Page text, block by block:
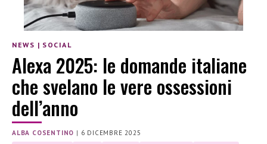
NEWS | SOCIAL
Alexa 2025: le domande italiane
che svelano le vere ossessioni
dell’anno
ALBA COSENTINO | 6 DICEMBRE 2025